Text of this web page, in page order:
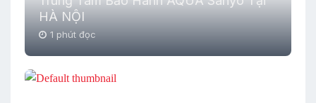
HÀ NỘI
1 phút đọc